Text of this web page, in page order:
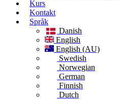
Kurs
Kontakt
Språk
Danish
English
English (AU)
Swedish
Norwegian
German
Finnish
Dutch